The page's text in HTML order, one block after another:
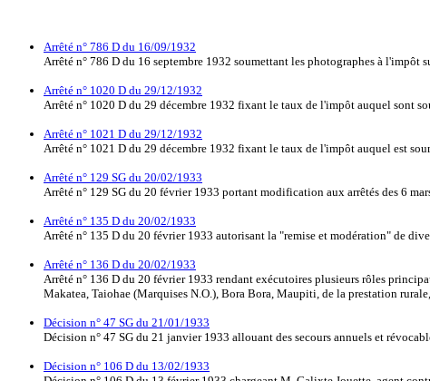
Arrêté n° 786 D du 16/09/1932
Arrêté n° 786 D du 16 septembre 1932 soumettant les photographes à l'impôt
Arrêté n° 1020 D du 29/12/1932
Arrêté n° 1020 D du 29 décembre 1932 fixant le taux de l'impôt auquel sont
Arrêté n° 1021 D du 29/12/1932
Arrêté n° 1021 D du 29 décembre 1932 fixant le taux de l'impôt auquel est
Arrêté n° 129 SG du 20/02/1933
Arrêté n° 129 SG du 20 février 1933 portant modification aux arrêtés des 6
Arrêté n° 135 D du 20/02/1933
Arrêté n° 135 D du 20 février 1933 autorisant la "remise et modération" de
Arrêté n° 136 D du 20/02/1933
Arrêté n° 136 D du 20 février 1933 rendant exécutoires plusieurs rôles
Makatea, Taiohae (Marquises N.O.), Bora Bora, Maupiti, de la prestation
Décision n° 47 SG du 21/01/1933
Décision n° 47 SG du 21 janvier 1933 allouant des secours annuels et
Décision n° 106 D du 13/02/1933